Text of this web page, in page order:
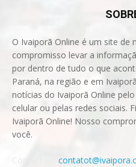
O Ivaiporã Online é um site de
compromisso levar a
por dentro de tudo o que
Paraná, na região e em
notícias do Ivaiporã Online
celular ou pelas redes sociais.
Ivaiporã Online! Nosso
você.